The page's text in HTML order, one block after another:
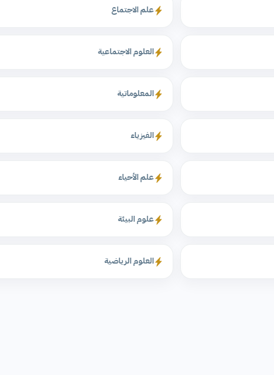
علم الاجتماع
العلوم الاجتماعية
المعلوماتية
الفيزياء
علم الأحياء
علوم البيئة
العلوم الرياضية